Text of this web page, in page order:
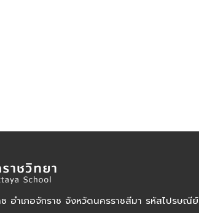
อำเภอจักราช จังหวัดนครราชสีมา รหัสไปรษณีย์